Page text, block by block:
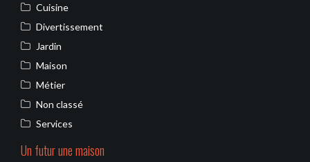
Cuisine
Divertissement
Jardin
Maison
Métier
Non classé
Services
Un futur une maison